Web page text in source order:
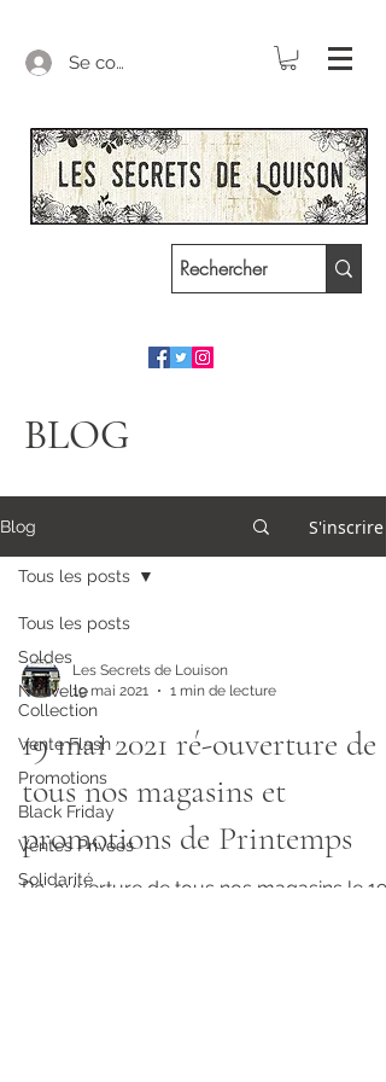
Se connecter
BLOG
Blog S'inscrire
Tous les posts
Soldes
Nouvelle
Collection
Vente Flash
Promotions
Black Friday
Ventes Privées
Solidarité
Tous les posts
Les Secrets de Louison
19 mai 2021
1 min de lecture
19 mai 2021 ré-ouverture de
tous nos magasins et
promotions de Printemps
Ré-ouverture de tous nos magasins le 19